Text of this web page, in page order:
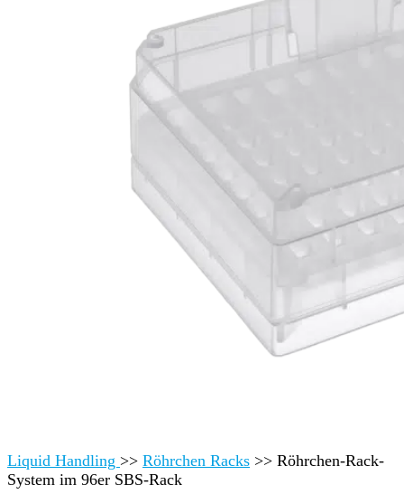
Liquid Handling >> Röhrchen Racks >> Röhrchen-Rack-
System im 96er SBS-Rack